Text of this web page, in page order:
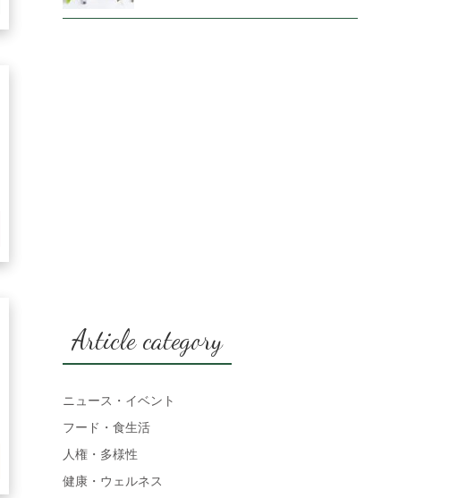
Article category
ニュース・イベント
フード・食生活
人権・多様性
健康・ウェルネス